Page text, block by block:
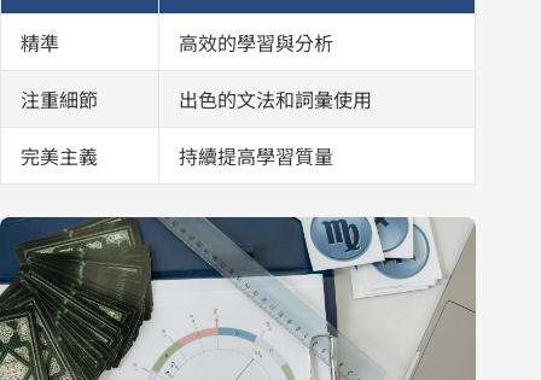
精準 高效的學習與分析
注重細節 出色的文法和詞彙使用
完美主義 持續提高學習質量